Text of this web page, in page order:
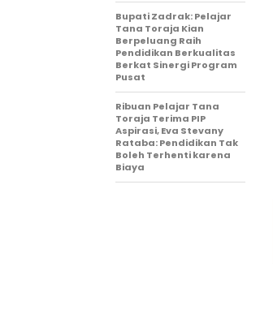
Bupati Zadrak: Pelajar
Tana Toraja Kian
Berpeluang Raih
Pendidikan Berkualitas
Berkat Sinergi Program
Pusat
Ribuan Pelajar Tana
Toraja Terima PIP
Aspirasi, Eva Stevany
Rataba: Pendidikan Tak
Boleh Terhenti karena
Biaya